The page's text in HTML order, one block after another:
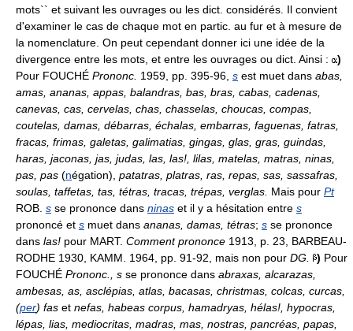
mots`` et suivant les ouvrages ou les dict. considérés. Il convient
d'examiner le cas de chaque mot en partic. au fur et à mesure de
la nomenclature. On peut cependant donner ici une idée de la
divergence entre les mots, et entre les ouvrages ou dict. Ainsi :
)
Pour FOUCHÉ Prononc. 1959, pp. 395-96, s est muet dans abas,
amas, ananas, appas, balandras, bas, bras, cabas, cadenas,
canevas, cas, cervelas, chas, chasselas, choucas, compas,
coutelas, damas, débarras, échalas, embarras, faguenas, fatras,
fracas, frimas, galetas, galimatias, gingas, glas, gras, guindas,
haras, jaconas, jas, judas, las, las!, lilas, matelas, matras, ninas,
pas, pas (négation), patatras, platras, ras, repas, sas, sassafras,
soulas, taffetas, tas, tétras, tracas, trépas, verglas. Mais pour Pt
ROB. s se prononce dans ninas et il y a hésitation entre s
prononcé et s muet dans ananas, damas, tétras; s se prononce
dans las! pour MART. Comment prononce 1913, p. 23, BARBEAU-
RODHE 1930, KAMM. 1964, pp. 91-92, mais non pour DG. ) Pour
FOUCHÉ Prononc., s se prononce dans abraxas, alcarazas,
ambesas, as, asclépias, atlas, bacasas, christmas, colcas, curcas,
(per) fas et nefas, habeas corpus, hamadryas, hélas!, hypocras,
lépas, lias, mediocritas, madras, mas, nostras, pancréas, papas,